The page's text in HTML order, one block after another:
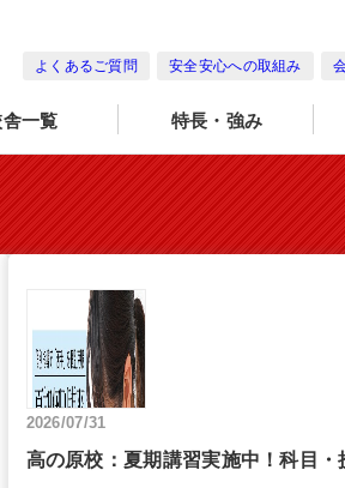
よくあるご質問 安全安心への取組み
一覧 特長・強み
2026/07/31
高の原校：夏期講習実施中！科目・